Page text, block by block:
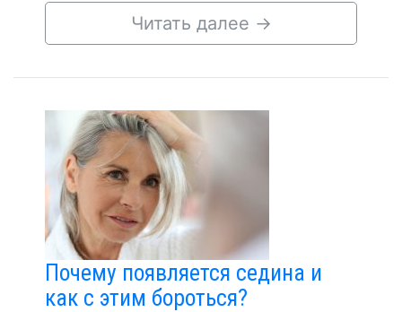
Читать далее →
Почему появляется седина и
как с этим бороться?